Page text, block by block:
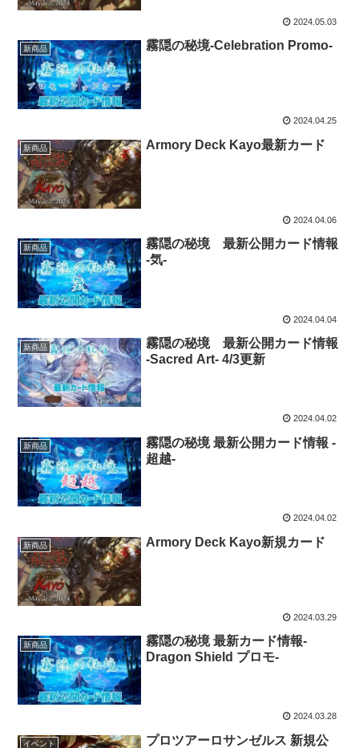
2024.05.03
新商品 霧隠の秘境-Celebration Promo-
2024.04.25
新商品 Armory Deck Kayo最新カード
2024.04.06
新商品
霧隠の秘境 最新公開カード情報
-気-
2024.04.04
新商品
霧隠の秘境 最新公開カード情報
-Sacred Art- 4/3更新
2024.04.02
新商品
霧隠の秘境 最新公開カード情報 -
超越-
2024.04.02
新商品 Armory Deck Kayo新規カード
2024.03.29
新商品
霧隠の秘境 最新カード情報-
Dragon Shield プロモ-
2024.03.28
イベント
プロツアーロサンゼルス 新規公